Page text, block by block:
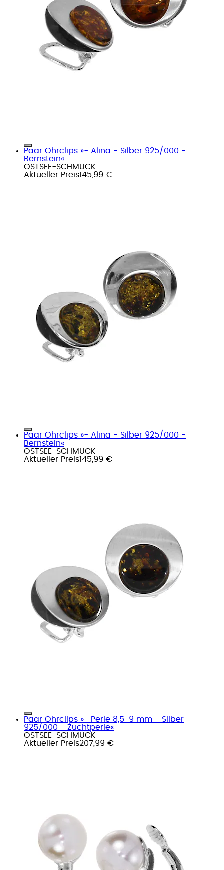
Paar Ohrclips »- Alina - Silber 925/000 -
Bernstein«
OSTSEE-SCHMUCK
Aktueller Preis145,99 €
Paar Ohrclips »- Alina - Silber 925/000 -
Bernstein«
OSTSEE-SCHMUCK
Aktueller Preis145,99 €
Paar Ohrclips »- Perle 8,5-9 mm - Silber
925/000 - Zuchtperle«
OSTSEE-SCHMUCK
Aktueller Preis207,99 €